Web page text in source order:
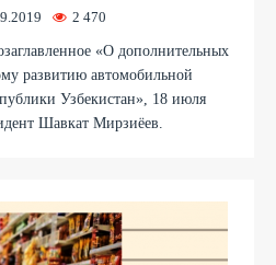
2 470
«О дополнительных
развитию автомобильной
Узбекистан», 18 июля
Шавкат Мирзиёев.